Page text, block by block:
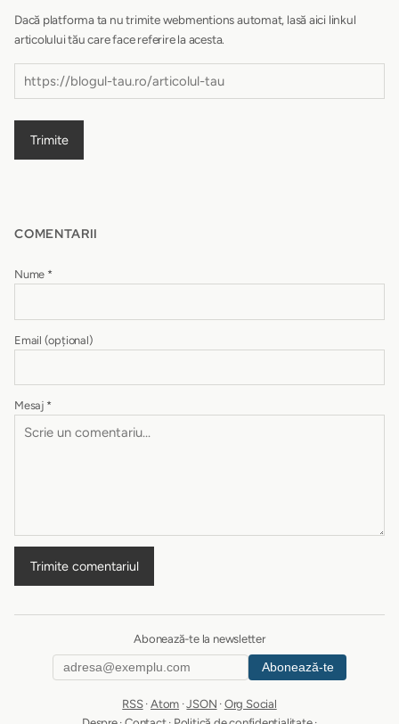
Dacă platforma ta nu trimite webmentions automat, lasă aici linkul
articolului tău care face referire la acesta.
Trimite
COMENTARII
Nume *
Email (opțional)
Mesaj *
Trimite comentariul
Abonează-te la newsletter
Abonează-te
RSS· Atom ·JSON · Org Social